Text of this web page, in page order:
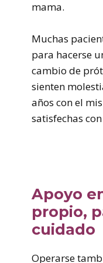
mama.
Muchas
para hacerse
cambio de
sienten
años con el
satisfechas
Apoyo
propio,
cuidado
Operarse